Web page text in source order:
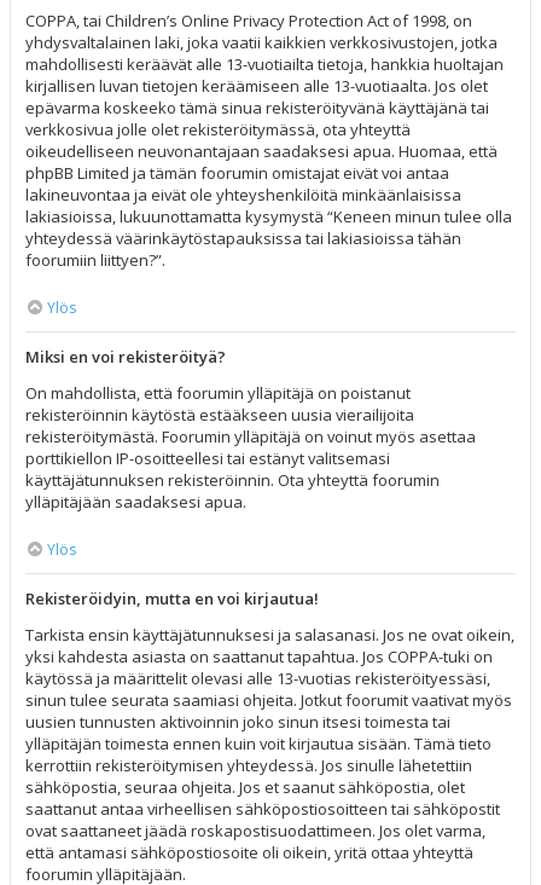
COPPA, tai Children’s Online Privacy Protection Act of 1998, on
yhdysvaltalainen laki, joka vaatii kaikkien verkkosivustojen, jotka
mahdollisesti keräävät alle 13-vuotiailta tietoja, hankkia huoltajan
kirjallisen luvan tietojen keräämiseen alle 13-vuotiaalta. Jos olet
epävarma koskeeko tämä sinua rekisteröityvänä käyttäjänä tai
verkkosivua jolle olet rekisteröitymässä, ota yhteyttä
oikeudelliseen neuvonantajaan saadaksesi apua. Huomaa, että
phpBB Limited ja tämän foorumin omistajat eivät voi antaa
lakineuvontaa ja eivät ole yhteyshenkilöitä minkäänlaisissa
lakiasioissa, lukuunottamatta kysymystä “Keneen minun tulee olla
yhteydessä väärinkäytöstapauksissa tai lakiasioissa tähän
foorumiin liittyen?”.
Ylös
Miksi en voi rekisteröityä?
On mahdollista, että foorumin ylläpitäjä on poistanut
rekisteröinnin käytöstä estääkseen uusia vierailijoita
rekisteröitymästä. Foorumin ylläpitäjä on voinut myös asettaa
porttikiellon IP-osoitteellesi tai estänyt valitsemasi
käyttäjätunnuksen rekisteröinnin. Ota yhteyttä foorumin
ylläpitäjään saadaksesi apua.
Ylös
Rekisteröidyin, mutta en voi kirjautua!
Tarkista ensin käyttäjätunnuksesi ja salasanasi. Jos ne ovat oikein,
yksi kahdesta asiasta on saattanut tapahtua. Jos COPPA-tuki on
käytössä ja määrittelit olevasi alle 13-vuotias rekisteröityessäsi,
sinun tulee seurata saamiasi ohjeita. Jotkut foorumit vaativat myös
uusien tunnusten aktivoinnin joko sinun itsesi toimesta tai
ylläpitäjän toimesta ennen kuin voit kirjautua sisään. Tämä tieto
kerrottiin rekisteröitymisen yhteydessä. Jos sinulle lähetettiin
sähköpostia, seuraa ohjeita. Jos et saanut sähköpostia, olet
saattanut antaa virheellisen sähköpostiosoitteen tai sähköpostit
ovat saattaneet jäädä roskapostisuodattimeen. Jos olet varma,
että antamasi sähköpostiosoite oli oikein, yritä ottaa yhteyttä
foorumin ylläpitäjään.